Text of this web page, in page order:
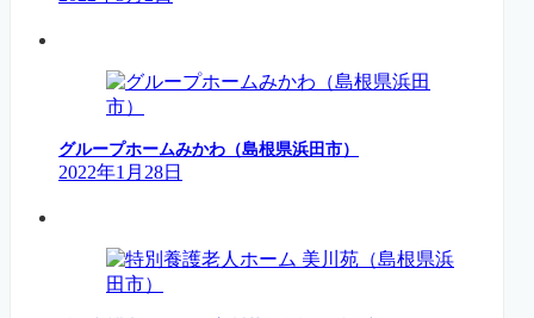
グループホームみかわ（島根県浜田市）
2022年1月28日